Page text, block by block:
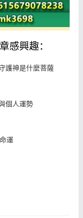
感興趣：
護神是什麼菩薩
個人運勢
運